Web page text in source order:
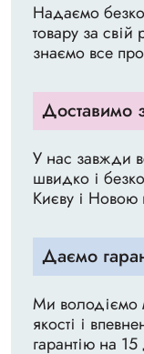
Надаємо
товару за свій
знаємо все
Доставимо
У нас завжди
швидко і
Києву і Новою
Даємо
Ми володіємо
якості і
гарантію на